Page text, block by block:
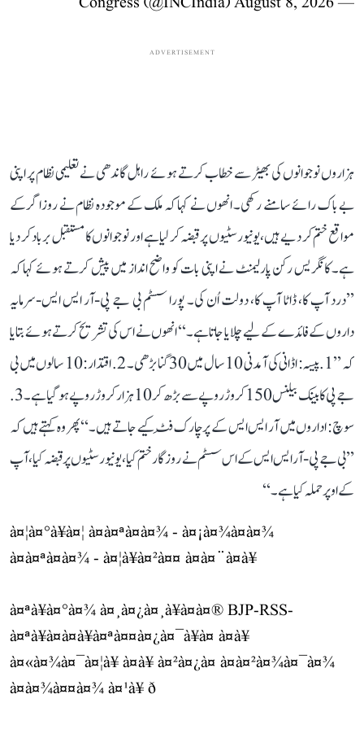
ADVERTISEMENT
ہزاروں نوجوانوں کی بھیڑ سے خطاب کرتے ہوئے راہل گاندھی نے تعلیمی نظام پر اپنی
بے باک رائے سامنے رکھی۔ انھوں نے کہا کہ ملک کے موجودہ نظام نے روزاگر کے
مواقع ختم کر دیے ہیں، یونیورسٹیوں پر قبضہ کر لیا ہے اور نوجوانوں کا مستقبل برباد کر دیا
ہے۔ کانگریس رکن پارلیمنٹ نے اپنی بات کو واضح انداز میں پیش کرتے ہوئے کہا کہ
’’درد آپ کا، ڈاٹا آپ کا، دولت اُن کی۔ پورا سسٹم بی جے پی-آر ایس ایس-سرمایہ
داروں کے فائدے کے لیے چلایا جاتا ہے۔‘‘ انھوں نے اس کی تشریح کرتے ہوئے بتایا
کہ ’’1. پیسہ: اڈانی کی آمدنی 10 سال میں 30 گنا بڑھی۔ 2. اقتدار: 10 سالوں میں بی
جے پی کا بینک بیلنس 150 کروڑ روپے سے بڑھ کر 10 ہزار کروڑ روپے ہو گیا ہے۔ 3.
سوچ: اداروں میں آر ایس ایس کے پرچارک فِٹ کیے جاتے ہیں۔‘‘ پھر وہ کہتے ہیں کہ
’’بی جے پی-آر ایس ایس کے اس سسٹم نے روزگار ختم کیا، یونیورسٹیوں پر قبضہ کیا، آپ
کے اوپر حملہ کیا ہے۔‘‘
à¤¦à¤°à¥à¤¦ à¤à¤ªà¤à¤¾ - à¤¡à¤¾à¤à¤¾
à¤à¤ªà¤à¤¾ - à¤¦à¥à¤²à¤¤ à¤à¤¨à¤à¥
à¤ªà¥à¤°à¤¾ à¤¸à¤¿à¤¸à¥à¤à¤® BJP-RSS-
à¤ªà¥à¤à¤à¥à¤ªà¤¤à¤¿à¤¯à¥à¤ à¤à¥
à¤«à¤¾à¤¯à¤¦à¥ à¤à¥ à¤²à¤¿à¤ à¤à¤²à¤¾à¤¯à¤¾
à¤à¤¾à¤¤à¤¾ à¤¹à¥ ð